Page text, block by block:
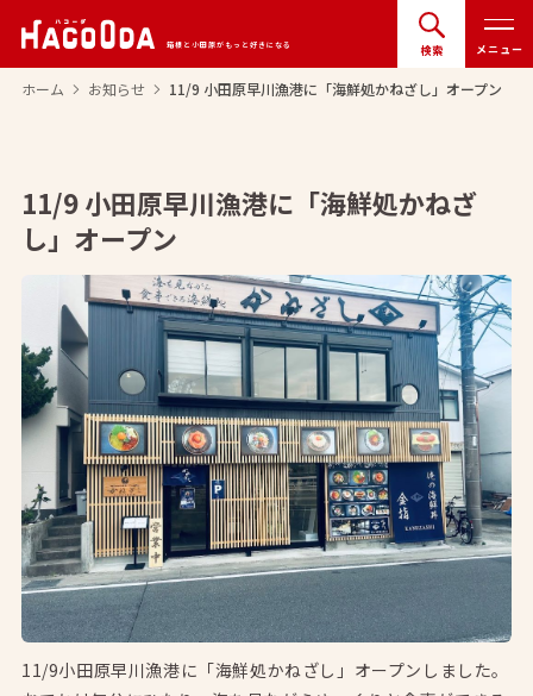
箱根と小田原がもっと好きになる 検索 メニュー
ホーム arrow_forward_ios お知らせ arrow_forward_ios 11/9 小田原早川漁港に「海鮮処かねざし」オープン
11/9 小田原早川漁港に「海鮮処かねざ
し」オープン
11/9小田原早川漁港に「海鮮処かねざし」オープンしました。